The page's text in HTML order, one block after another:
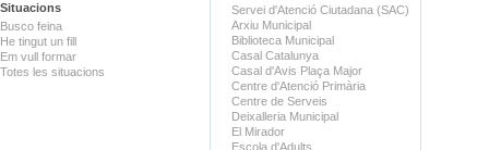
Situacions
Busco feina
He tingut un fill
Em vull formar
Totes les situacions
Servei d'Atenció Ciutadana (SAC)
Arxiu Municipal
Biblioteca Municipal
Casal Catalunya
Casal d'Avis Plaça Major
Centre d'Atenció Primària
Centre de Serveis
Deixalleria Municipal
El Mirador
Escola d'Adults